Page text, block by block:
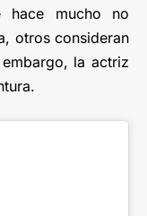
hace mucho no
otros consideran
la actriz